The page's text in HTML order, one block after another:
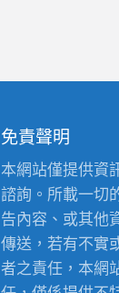
免責聲明
本網站僅提供資
諮詢。所載一切
告內容、或其他
傳送，若有不實
者之責任，本網